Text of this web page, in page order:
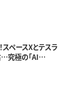
スペースXとテスラ
…究極の「AI…